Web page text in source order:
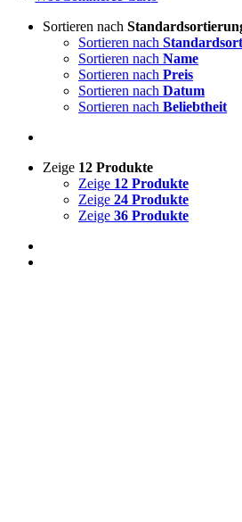
Sortieren nach
Sortieren nach
Sortieren nach Name
Sortieren nach Preis
Sortieren nach Datum
Sortieren nach Beliebtheit
Zeige 12 Produkte
Zeige 12 Produkte
Zeige 24 Produkte
Zeige 36 Produkte